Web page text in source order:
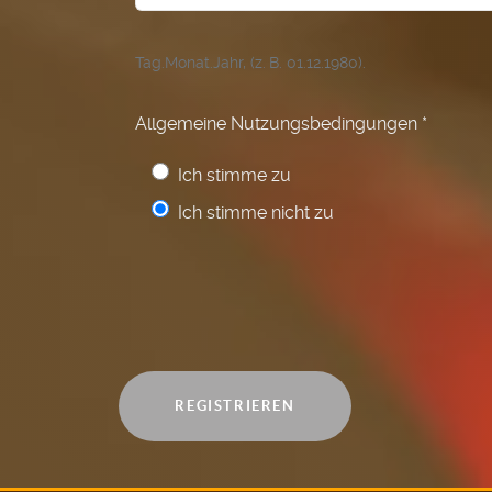
Tag.Monat.Jahr, (z. B. 01.12.1980).
Allgemeine Nutzungsbedingungen *
Allgemeine
Ich stimme zu
Ich stimme nicht zu
REGISTRIEREN